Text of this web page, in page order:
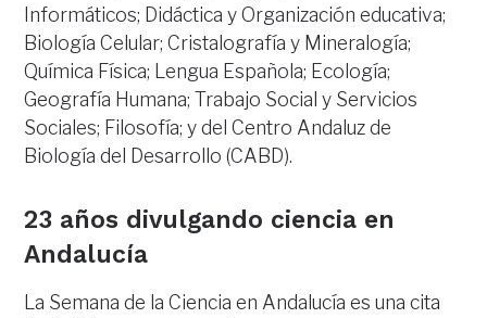
Informáticos; Didáctica y Organización educativa;
Biología Celular; Cristalografía y Mineralogía;
Química Física; Lengua Española; Ecología;
Geografía Humana; Trabajo Social y Servicios
Sociales; Filosofía; y del Centro Andaluz de
Biología del Desarrollo (CABD).
23 años divulgando ciencia en
Andalucía
La Semana de la Ciencia en Andalucía es una cita